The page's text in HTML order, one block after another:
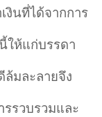
งินที่ได้จากการ
ให้แก่บรรดา
มละลายจึง
รรวบรวมและ